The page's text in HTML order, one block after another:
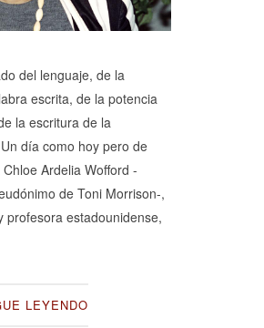
del lenguaje, de la
escrita, de la potencia
la escritura de la
día como hoy pero de
Ardelia Wofford -
de Toni Morrison-,
profesora estadounidense,
LEYENDO